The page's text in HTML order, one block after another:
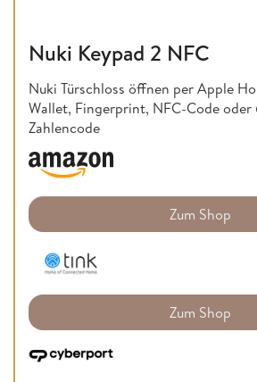
Nuki Keypad 2 NFC
Nuki Türschloss öffnen per Apple
Wallet, Fingerprint, NFC-Code oder
Zahlencode
Zum Shop
Zum Shop